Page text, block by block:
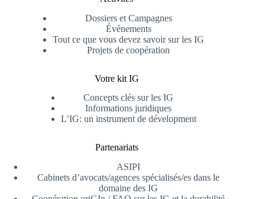
Dossiers et Campagnes
Événements
Tout ce que vous devez savoir sur les IG
Projets de coopération
Votre kit IG
Concepts clés sur les IG
Informations juridiques
L’IG: un instrument de dévelopment
Partenariats
ASIPI
Cabinets d’avocats/agences spécialisés/es dans le
domaine des IG